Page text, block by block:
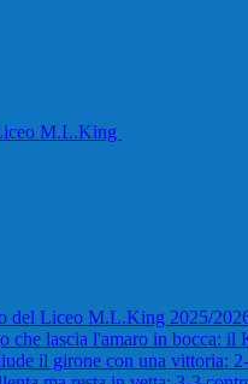
M.L.King
del Liceo M.L.King 2025/
che lascia l'amaro in bocca: il
il girone con una vittoria: